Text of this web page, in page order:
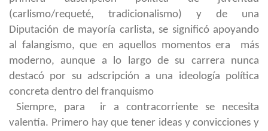
(carlismo/requeté, tradicionalismo) y de una
Diputación de mayoría carlista, se significó apoyando
al falangismo, que en aquellos momentos era más
moderno, aunque a lo largo de su carrera nunca
destacó por su adscripción a una ideología política
concreta dentro del franquismo
Siempre, para ir a contracorriente se necesita
valentía. Primero hay que tener ideas y convicciones y